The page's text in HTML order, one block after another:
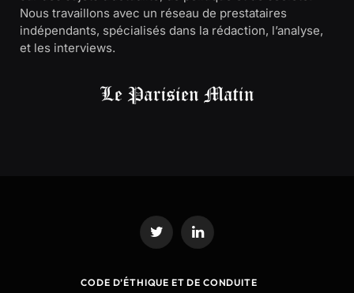
Nous travaillons avec un réseau de prestataires
indépendants, spécialisés dans la rédaction, l’analyse,
et les interviews.
Twitter LinkedIn
CODE D’ÉTHIQUE ET DE CONDUITE